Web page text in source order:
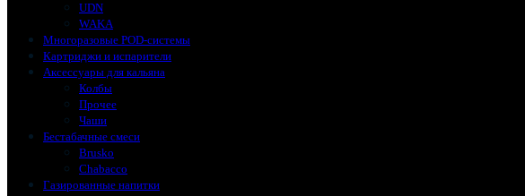
UDN
WAKA
Многоразовые POD-системы
Картриджи и испарители
Аксессуары для кальяна
Колбы
Прочее
Чаши
Бестабачные смеси
Brusko
Chabacco
Газированные напитки